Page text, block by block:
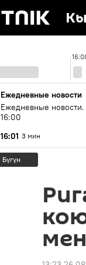
Ежедневные новости
Ежедневные
16:00
16:01 3 мин
Бүгүн